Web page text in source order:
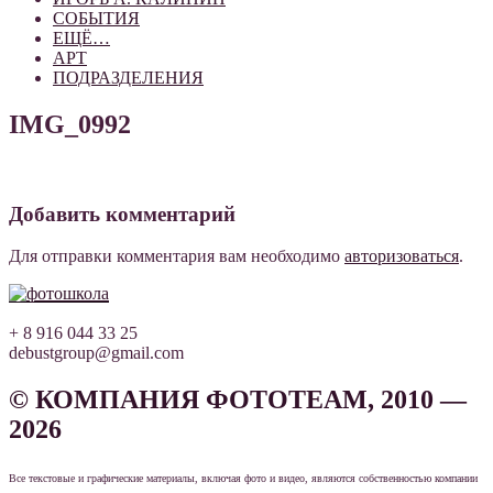
СОБЫТИЯ
ЕЩЁ…
АРТ
ПОДРАЗДЕЛЕНИЯ
IMG_0992
Добавить комментарий
Для отправки комментария вам необходимо авторизоваться.
+ 8 916 044 33 25
debustgroup@gmail.com
© КОМПАНИЯ ФОТОТЕАМ, 2010 —
2026
Все текстовые и графические материалы, включая фото и видео, являются собственностью компании